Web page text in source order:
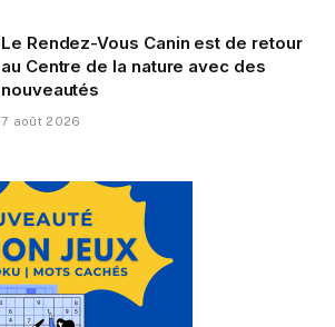
Le Rendez-Vous Canin est de retour
au Centre de la nature avec des
nouveautés
7 août 2026